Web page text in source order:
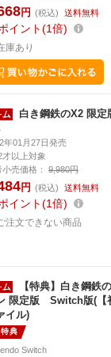
円 (税込) 送料無料
イント 1倍
庫あり
白き鋼鉄のX2 限定
年01月27日発売
才以上対象
売価格：
9,980円
円 (税込) 送料無料
イント 1倍
注文できない商品
【特典】白き鋼鉄
限定版 Switch版(【
イル)
特典
Switch